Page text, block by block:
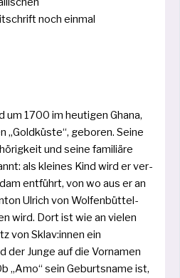
noch ein­mal
um 1700 im heu­ti­gen Ghana,
„Goldküste“, gebo­ren. Seine
und sei­ne fami­liä­re
als klei­nes Kind wird er ver­
ent­führt, von wo aus er an
Ulrich von Wolfenbüttel-
wird. Dort ist wie an vie­len
von Sklav:innen ein
der Junge auf die Vornamen
„Amo“ sein Geburtsname ist,